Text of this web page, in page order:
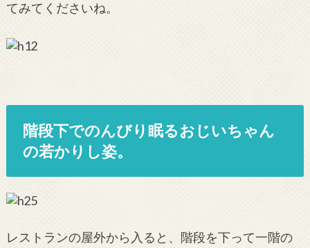
てみてくださいね。
階段下でのんびり眠るおじいちゃん
の若かりし姿。
レストランの屋外から入ると、階段を下って一階の